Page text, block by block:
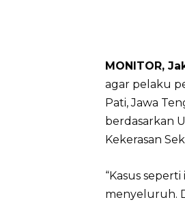
MONITOR,
agar pelaku
Pati, Jawa
berdasarkan
Kekerasan
“Kasus
menyeluruh.